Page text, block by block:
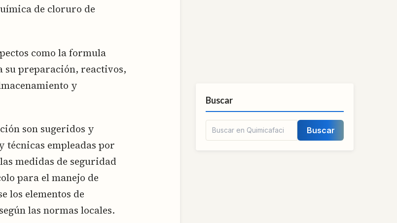
de cloruro de
como la formula
su preparación, reactivos,
y
son sugeridos y
técnicas empleadas por
medidas de seguridad
para el manejo de
los elementos de
las normas locales.
Buscar
Buscar